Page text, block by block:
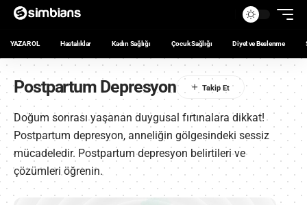
YAZAR OL Hastalıklar Kadın Sağlığı Çocuk Sağlığı Diyet ve Beslenme
Postpartum Depresyon
Doğum sonrası yaşanan duygusal fırtınalara dikkat!
Postpartum depresyon, anneliğin gölgesindeki sessiz
mücadeledir. Postpartum depresyon belirtileri ve
çözümleri öğrenin.